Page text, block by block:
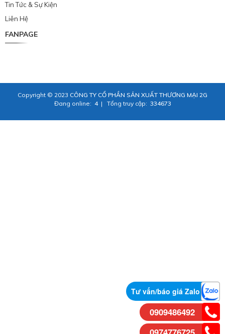
Tin Tức & Sự Kiện
Liên Hệ
FANPAGE
Copyright © 2023 CÔNG TY CỔ PHẦN SẢN XUẤT THƯƠNG MẠI 2G
Đang online: 4| Tổng truy cập: 334673
Tư vấn/báo giá Zalo
0909486492